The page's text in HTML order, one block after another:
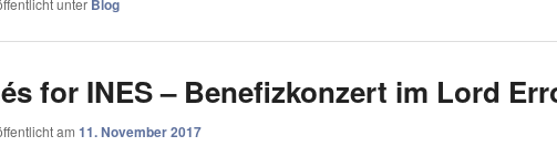
unter Blog
for INES – Benefizkonzert im Lord
am 11. November 2017